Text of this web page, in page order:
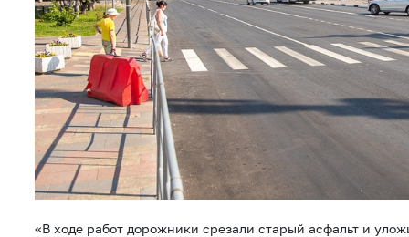
«В ходе работ дорожники срезали старый асфальт и